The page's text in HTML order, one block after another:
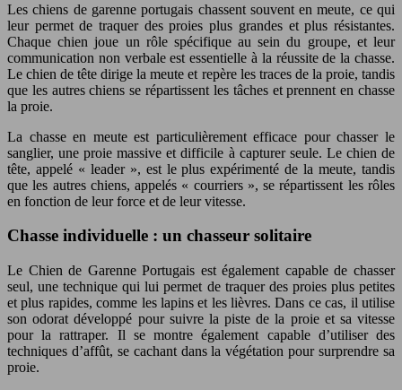
Les chiens de garenne portugais chassent souvent en meute, ce qui
leur permet de traquer des proies plus grandes et plus résistantes.
Chaque chien joue un rôle spécifique au sein du groupe, et leur
communication non verbale est essentielle à la réussite de la chasse.
Le chien de tête dirige la meute et repère les traces de la proie, tandis
que les autres chiens se répartissent les tâches et prennent en chasse
la proie.
La chasse en meute est particulièrement efficace pour chasser le
sanglier, une proie massive et difficile à capturer seule. Le chien de
tête, appelé « leader », est le plus expérimenté de la meute, tandis
que les autres chiens, appelés « courriers », se répartissent les rôles
en fonction de leur force et de leur vitesse.
Chasse individuelle : un chasseur solitaire
Le Chien de Garenne Portugais est également capable de chasser
seul, une technique qui lui permet de traquer des proies plus petites
et plus rapides, comme les lapins et les lièvres. Dans ce cas, il utilise
son odorat développé pour suivre la piste de la proie et sa vitesse
pour la rattraper. Il se montre également capable d’utiliser des
techniques d’affût, se cachant dans la végétation pour surprendre sa
proie.